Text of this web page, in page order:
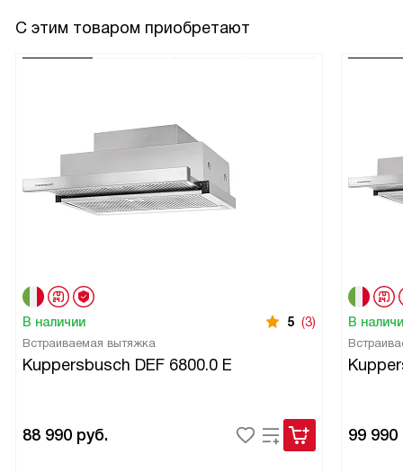
С этим товаром приобретают
В наличии 5 (3)
Встраиваемая вытяжка
Kuppersbusch DEF 6800.0 E
88 990 руб.
В
99 990